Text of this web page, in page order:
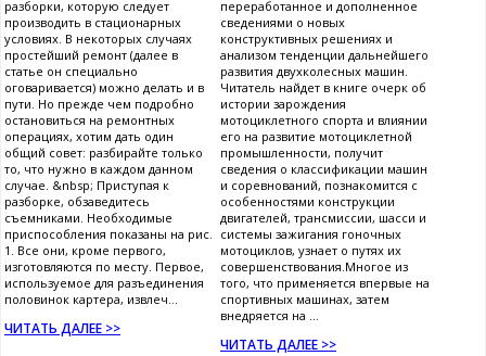
разборки, которую следует
производить в стационарных
условиях. В некоторых случаях
простейший ремонт (далее в
статье он специально
оговаривается) можно делать и в
пути. Но прежде чем подробно
остановиться на ремонтных
операциях, хотим дать один
общий совет: разбирайте только
то, что нужно в каждом данном
случае. &nbsp; Приступая к
разборке, обзаведитесь
съемниками. Необходимые
приспособления показаны на рис.
1. Все они, кроме первого,
изготовляются по месту. Первое,
используемое для разъединения
половинок картера, извлеч...
ЧИТАТЬ ДАЛЕЕ >>
переработанное и дополненное
сведениями о новых
конструктивных решениях и
анализом тенденции дальнейшего
развития двухколесных машин.
Читатель найдет в книге очерк об
истории зарождения
мотоциклетного спорта и влиянии
его на развитие мотоциклетной
промышленности, получит
сведения о классификации машин
и соревнований, познакомится с
особенностями конструкции
двигателей, трансмиссии, шасси и
системы зажигания гоночных
мотоциклов, узнает о путях их
совершенствования.Многое из
того, что применяется впервые на
спортивных машинах, затем
внедряется на ...
ЧИТАТЬ ДАЛЕЕ >>